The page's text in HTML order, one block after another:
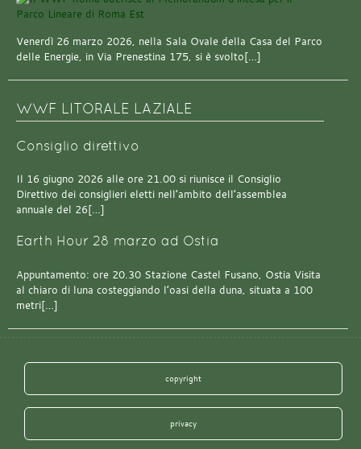
Venerdì 26 marzo 2026, nella Sala Ovale della Casa del Parco
delle Energie, in Via Prenestina 175, si è svolto[…]
WWF LITORALE LAZIALE
Consiglio direttivo
Il 16 giugno 2026 alle ore 21.00 si riunisce il Consiglio
Direttivo dei consiglieri eletti nell’ambito dell’assemblea
annuale del 26[…]
Earth Hour 28 marzo ad Ostia
Appuntamento: ore 20.30 Stazione Castel Fusano, Ostia Visita
al chiaro di luna costeggiando l’oasi della duna, situata a 100
metri[…]
copyright
privacy